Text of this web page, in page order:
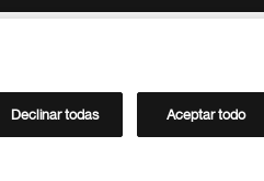
Directorio de Novartis
Declinar todas Aceptar todo